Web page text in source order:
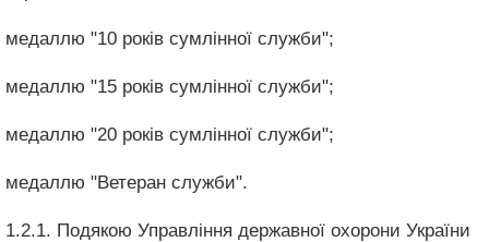
медаллю "10 років сумлінної служби";
медаллю "15 років сумлінної служби";
медаллю "20 років сумлінної служби";
медаллю "Ветеран служби".
1.2.1. Подякою Управління державної охорони України